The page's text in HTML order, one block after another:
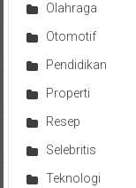
Olahraga
Otomotif
Pendidikan
Properti
Resep
Selebritis
Teknologi